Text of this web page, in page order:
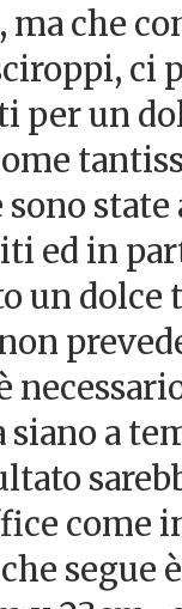
che
ci
per un
ed in
un dolce
siano a
come
segue